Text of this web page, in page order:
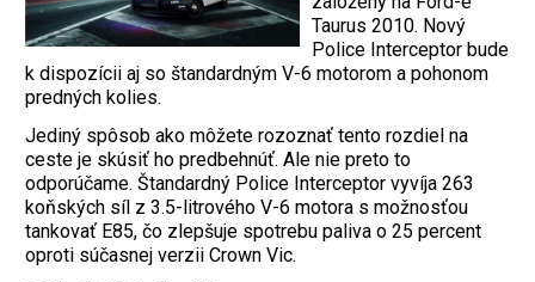
Taurus 2010. Nový
Police Interceptor bude
k dispozícii aj so štandardným V-6 motorom a pohonom
predných kolies.
Jediný spôsob ako môžete rozoznať tento rozdiel na
ceste je skúsiť ho predbehnúť. Ale nie preto to
odporúčame. Štandardný Police Interceptor vyvíja 263
koňských síl z 3.5-litrového V-6 motora s možnosťou
tankovať E85, čo zlepšuje spotrebu paliva o 25 percent
oproti súčasnej verzii Crown Vic.